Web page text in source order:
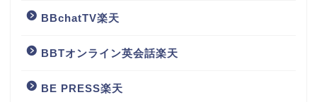
BBchatTV楽天
BBTオンライン英会話楽天
BE PRESS楽天